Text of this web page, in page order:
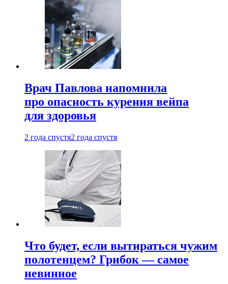
Врач Павлова напомнила
про опасность курения вейпа
для здоровья
2 года спустя2 года спустя
Что будет, если вытираться чужим
полотенцем? Грибок — самое
невинное